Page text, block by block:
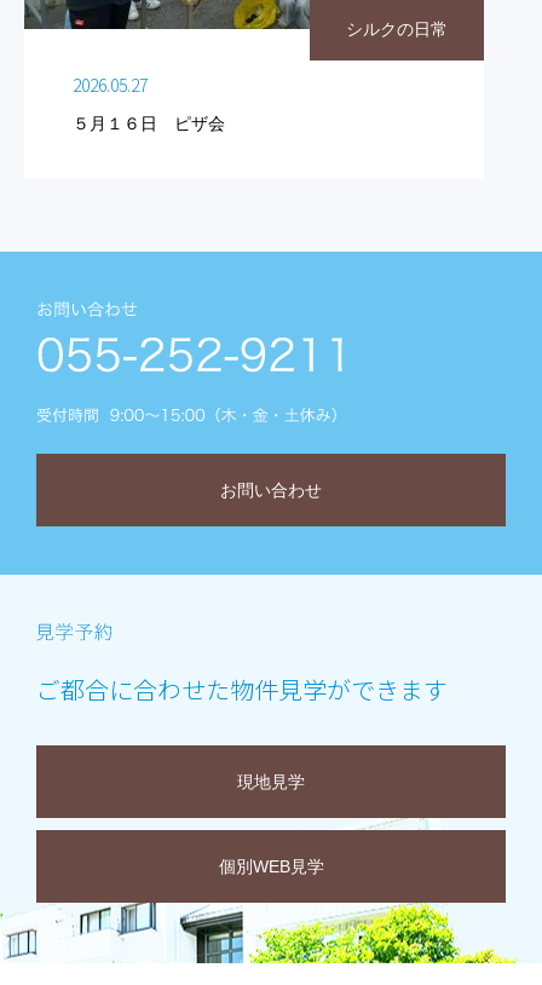
シルクの日常
2026.05.27
５月１６日 ピザ会
お問い合わせ
ご都合に合わせた物件見学ができます
現地見学
個別WEB見学